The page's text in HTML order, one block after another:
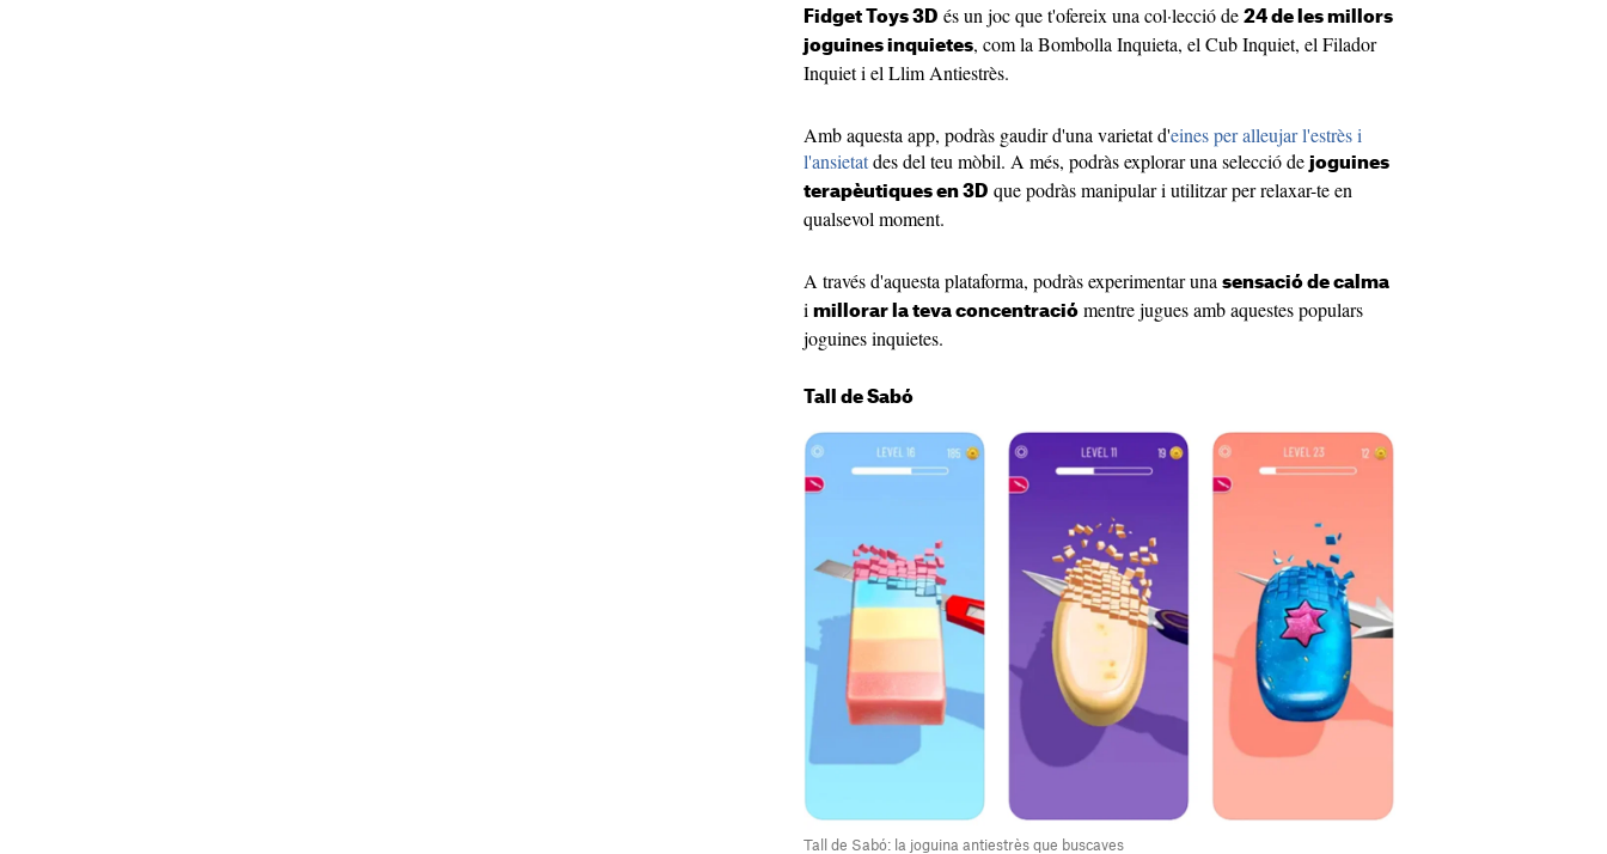
Fidget Toys 3D és un joc que t'ofereix una col·lecció de 24 de les millors
joguines inquietes, com la Bombolla Inquieta, el Cub Inquiet, el Filador
Inquiet i el Llim Antiestrès.
Amb aquesta app, podràs gaudir d'una varietat d'eines per alleujar l'estrès i
l'ansietatdes del teu mòbil. A més, podràs explorar una selecció de joguines
terapèutiques en 3D que podràs manipular i utilitzar per relaxar-te en
qualsevol moment.
A través d'aquesta plataforma, podràs experimentar una sensació de calma
i millorar la teva concentració mentre jugues amb aquestes populars
joguines inquietes.
Tall de Sabó
Tall de Sabó: la joguina antiestrès que buscaves